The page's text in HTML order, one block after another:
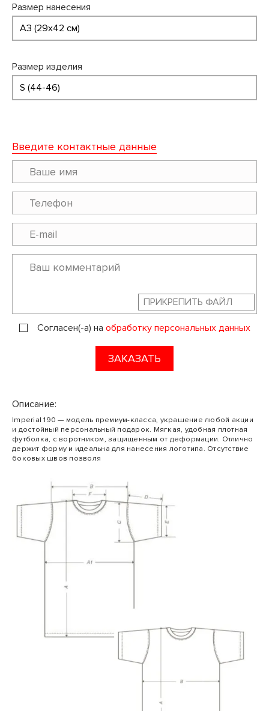
Размер нанесения
Размер изделия
Введите контактные данные
ПРИКРЕПИТЬ ФАЙЛ
Согласен(-а) на обработку персональных данных
ЗАКАЗАТЬ
Описание:
Imperial 190 — модель премиум-класса, украшение любой акции
и достойный персональный подарок. Мягкая, удобная плотная
футболка, с воротником, защищенным от деформации. Отлично
держит форму и идеальна для нанесения логотипа. Отсутствие
боковых швов позволя